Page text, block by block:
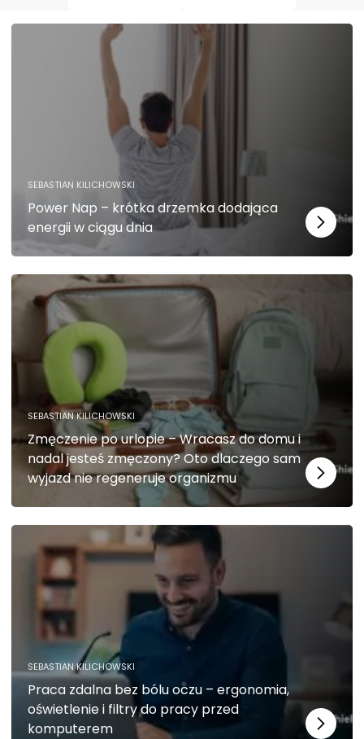
SEBASTIAN KILICHOWSKI
Power Nap – krótka drzemka dodająca
energii w ciągu dnia
SEBASTIAN KILICHOWSKI
Zmęczenie po urlopie – Wracasz do domu i
nadal jesteś zmęczony? Oto dlaczego sam
wyjazd nie regeneruje organizmu
SEBASTIAN KILICHOWSKI
Praca zdalna bez bólu oczu – ergonomia,
oświetlenie i filtry do pracy przed
komputerem